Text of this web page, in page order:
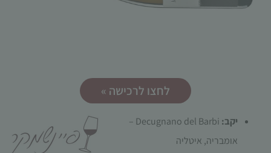
לחצו לרכישה »
יקב:
אומבריה, איטליה
סטטיסטיקות
לשפר את
תפקוד האתר